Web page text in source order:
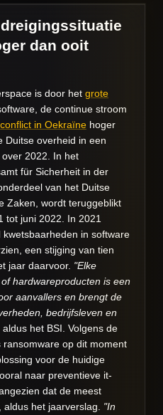
dan ooit
is door het grote
de continue stroom
conflict in Oekraïne hoger
Duitse overheid in een
2022. In het
für Sicherheit in der
van het Duitse
Zaken, wordt teruggeblikt
tot juni 2022. In 2021
in software
een stijging van tien
jaar daarvoor. "Elke
hardwareproducten is een
aanvallers en brengt de
bedrijfsleven en
aldus het BSI. Volgens de
op dit moment
voor de huidige
naar preventieve it-
dat de meest
het jaarverslag. "In